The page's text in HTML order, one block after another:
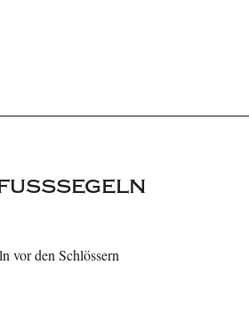
vor den Schlössern